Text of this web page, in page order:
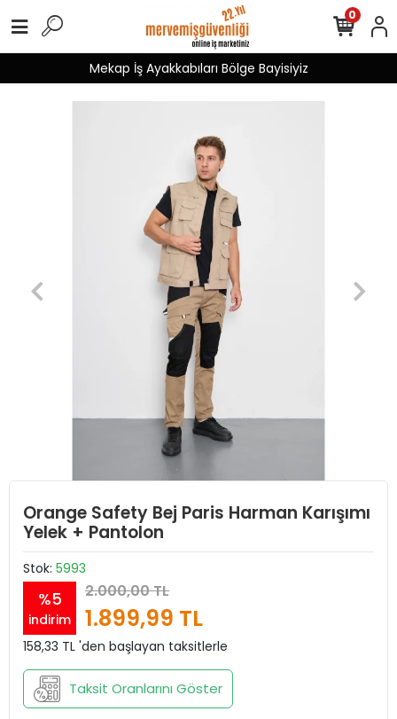
Mekap İş Ayakkabıları Bölge Bayisiyiz
0
Orange Safety Bej Paris Harman Karışımı
Yelek + Pantolon
Stok: 5993
%5
indirim
2.000,00 TL
1.899,99 TL
158,33 TL 'den başlayan taksitlerle
Taksit Oranlarını Göster